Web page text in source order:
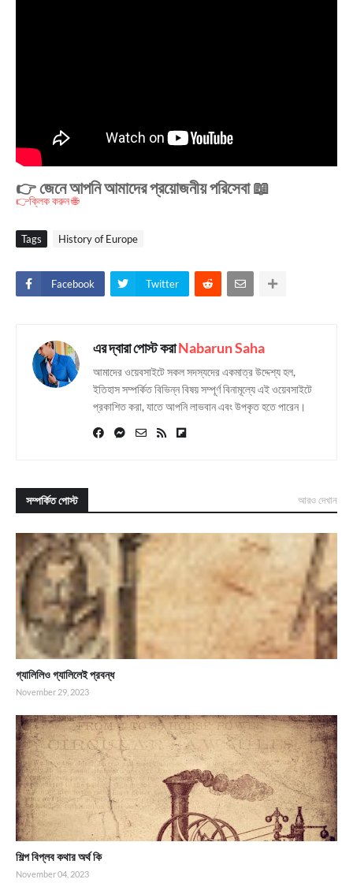
👉 জেনে আপনি আমাদের প্রয়োজনীয় পরিসেবা 📖
👉ক্লিক করুন 🌐
Tags History of Europe
Facebook Twitter
এর দ্বারা পোস্ট করাNabarun Saha
আমাদের ওয়েবসাইটে সকল সদস্যদের একমাত্র উদ্দেশ্য হল,
ইতিহাস সম্পর্কিত বিভিন্ন বিষয় সম্পূর্ণ বিনামূল্যে এই ওয়েবসাইটে
প্রকাশিত করা, যাতে আপনি লাভবান এবং উপকৃত হতে পারেন।
সম্পর্কিত পোস্ট আরও দেখান
গ্যালিলিও গ্যালিলেই প্রবন্ধ
November 29, 2023
শিল্প বিপ্লব কথার অর্থ কি
November 04, 2023